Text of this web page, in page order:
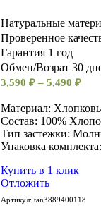
Натуральные
Проверенное
Гарантия 1 год
Обмен/Возрат 30
3,590₽ –5,490₽
Материал:
Состав: 100%
Тип застежки:
Упаковка
Купить в 1 клик
Отложить
Артикул:tan3889400118